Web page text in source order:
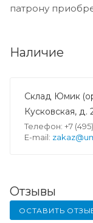
патрону
Наличие
Склад Юмик
Кусковская, д.
Телефон: +7 (495)
E-mail:
Отзывы
ОСТАВИТЬ